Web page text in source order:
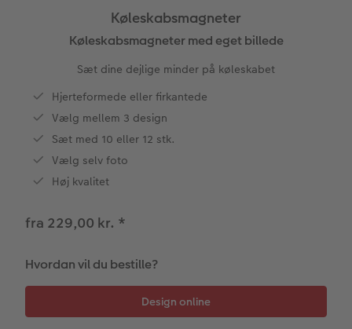
Panoramaside
Mindelomme
Tilbehør
Forstørrelse på fotopapir
Fotosæt
Fotoklistermærker
Billede på aluminiumsplade
Galleritryk
Billede på akrylglas
Fotoplakat med kort
Fotoplakat med plakatliste
Fotocollage
Tekstiler
Skole og kontor
Fotomagneter
Fyld-selv gaveæske
Mobilcovers
Kæledyr
Design selv
Fotokort
Foldekort
Kort med fotoindstik
Bordkort
Menukort
Direkte forsendelse
Valgmuligheder
Gaveindpakning
Tilbehør
Køleskabsmagneter
Køleskabsmagneter med eget billede
Sæt dine dejlige minder på køleskabet
Hjerteformede eller firkantede
Vælg mellem 3 design
Sæt med 10 eller 12 stk.
Vælg selv foto
Høj kvalitet
fra 229,00 kr. *
Hvordan vil du bestille?